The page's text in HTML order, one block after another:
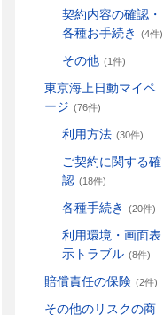
契約内容の確認・
各種お手続き
(4件)
その他 (1件)
東京海上日動マイペ
ージ (76件)
利用方法 (30件)
ご契約に関する確
認 (18件)
各種手続き (20件)
利用環境・画面表
示トラブル (8件)
賠償責任の保険 (2件)
その他のリスクの商